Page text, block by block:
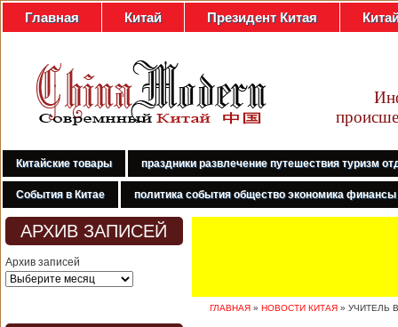
Главная Китай Президент Китая
Китайские товары праздники развлечение путешествия туризм
События в Китае политика события общество экономика финансы
АРХИВ ЗАПИСЕЙ
Архив записей
ГЛАВНАЯ » НОВОСТИ КИТАЯ » УЧИТЕЛЬ